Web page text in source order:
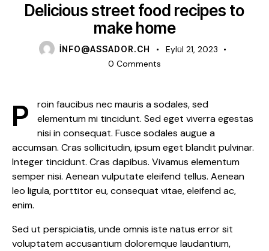
Delicious street food recipes to
make home
INFO@ASSADOR.CH
Eylül 21, 2023
0 Comments
Proin faucibus nec mauris a sodales, sed
elementum mi tincidunt. Sed eget viverra egestas
nisi in consequat. Fusce sodales augue a
accumsan. Cras sollicitudin, ipsum eget blandit pulvinar.
Integer tincidunt. Cras dapibus. Vivamus elementum
semper nisi. Aenean vulputate eleifend tellus. Aenean
leo ligula, porttitor eu, consequat vitae, eleifend ac,
enim.
Sed ut perspiciatis, unde omnis iste natus error sit
voluptatem accusantium doloremque laudantium,